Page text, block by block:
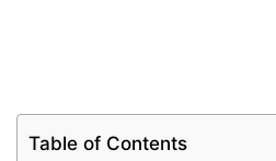
Table of Contents